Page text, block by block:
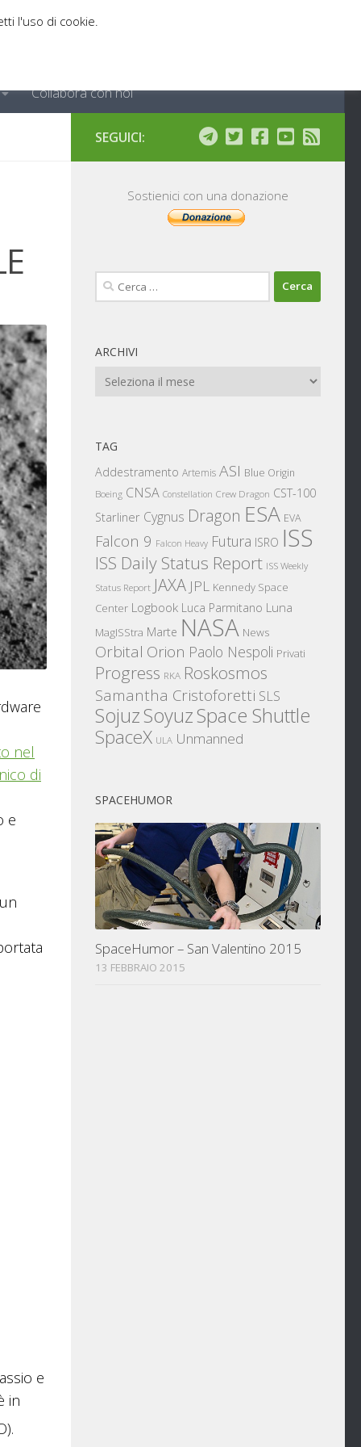
Collabora con noi
nel
di
e
e
in
SEGUICI:
Sostienici con una donazione
Ricerca
per:
ARCHIVI
Archivi
TAG
Addestramento Artemis ASI Blue Origin
Boeing CNSA Constellation Crew Dragon CST-100
Starliner Cygnus Dragon ESA EVA
Falcon 9 Falcon Heavy Futura ISRO ISS
ISS Daily Status Report ISS Weekly
Status Report JAXA JPL Kennedy Space
Center Logbook Luca Parmitano Luna
MagISStra Marte NASA News
Orbital Orion Paolo Nespoli Privati
Progress RKA Roskosmos
Samantha Cristoforetti SLS
SojuzSoyuzSpace Shuttle
SpaceX ULA Unmanned
SPACEHUMOR
SpaceHumor – San Valentino 2015
13 FEBBRAIO 2015
l'uso di cookie.